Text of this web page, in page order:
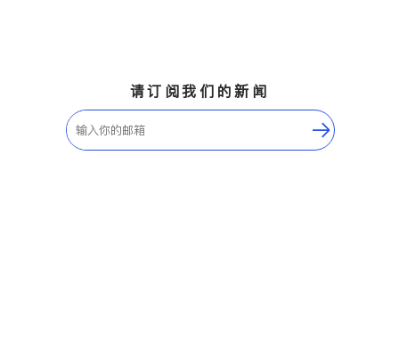
请订阅我们的新闻